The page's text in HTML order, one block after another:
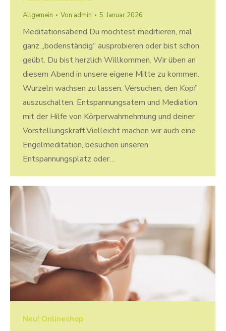
Allgemein Von admin 5. Januar 2026
Meditationsabend Du möchtest meditieren, mal
ganz „bodenständig“ ausprobieren oder bist schon
geübt. Du bist herzlich Willkommen. Wir üben an
diesem Abend in unsere eigene Mitte zu kommen.
Wurzeln wachsen zu lassen. Versuchen, den Kopf
auszuschalten. Entspannungsatem und Mediation
mit der Hilfe von Körperwahrnehmung und deiner
Vorstellungskraft.Vielleicht machen wir auch eine
Engelmeditation, besuchen unseren
Entspannungsplatz oder…
Neu! Onlineshop